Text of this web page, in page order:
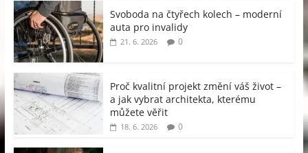
Svoboda na čtyřech kolech – moderní
auta pro invalidy
21. 6. 2026 0
Proč kvalitní projekt změní váš život –
a jak vybrat architekta, kterému
můžete věřit
18. 6. 2026 0